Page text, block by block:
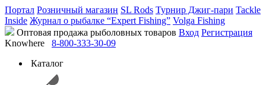
Портал Розничный магазин SL Rods Турнир Джиг-пари Tackle
Inside Журнал о рыбалке “Expert Fishing” Volga Fishing
Оптовая продажа рыболовных товаров Вход Регистрация
Knowhere
8-800-333-30-09
Каталог